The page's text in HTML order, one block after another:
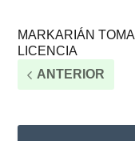
MARKARIÁN TOMA
LICENCIA
ANTERIOR